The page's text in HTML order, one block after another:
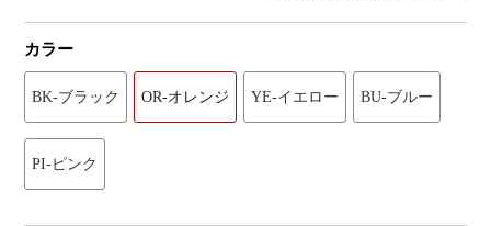
カラー
BK-ブラック OR-オレンジ YE-イエロー BU-ブルー
PI-ピンク